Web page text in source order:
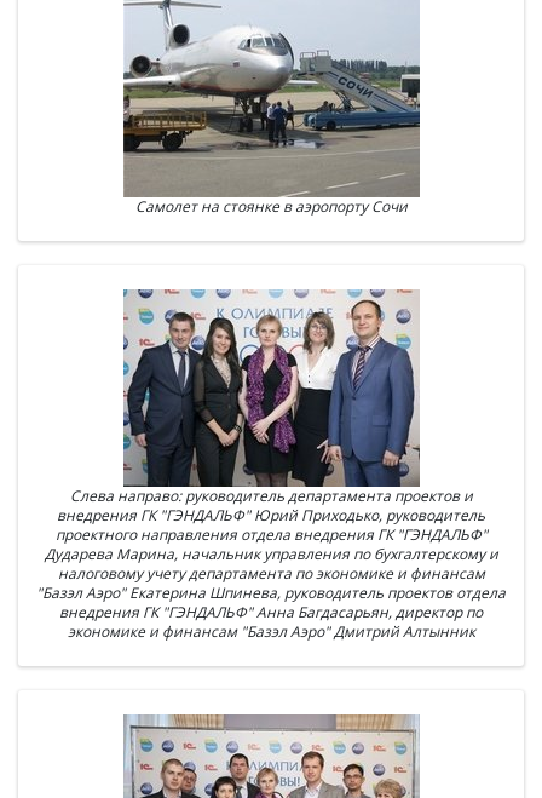
Самолет на стоянке в аэропорту Сочи
Слева направо: руководитель департамента проектов и
внедрения ГК "ГЭНДАЛЬФ" Юрий Приходько, руководитель
проектного направления отдела внедрения ГК "ГЭНДАЛЬФ"
Дударева Марина, начальник управления по бухгалтерскому и
налоговому учету департамента по экономике и финансам
"Базэл Аэро" Екатерина Шпинева, руководитель проектов отдела
внедрения ГК "ГЭНДАЛЬФ" Анна Багдасарьян, директор по
экономике и финансам "Базэл Аэро" Дмитрий Алтынник